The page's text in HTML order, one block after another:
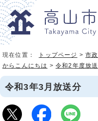
現在位置： トップページ >市
からこんにちは >令和2年度放
令和3年3月放送分